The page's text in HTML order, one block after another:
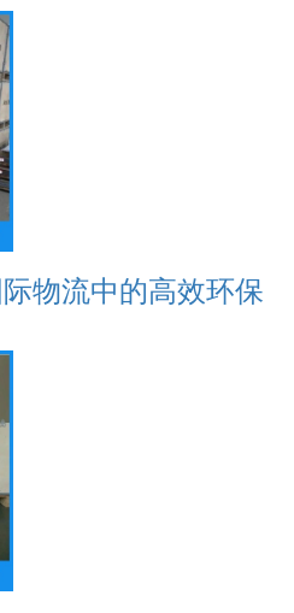
物流中的高效环保